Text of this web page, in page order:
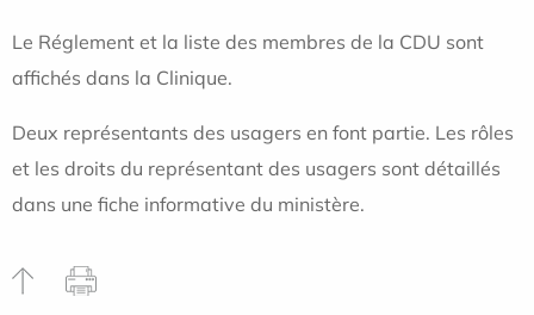
Le Réglement et la liste des membres de la CDU sont
affichés dans la Clinique.
Deux représentants des usagers en font partie. Les rôles
et les droits du représentant des usagers sont détaillés
dans une fiche informative du ministère.